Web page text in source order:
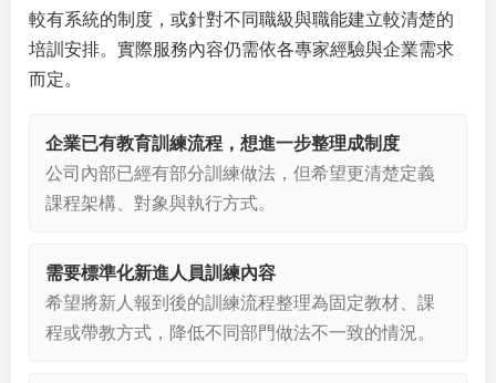
較有系統的制度，或針對不同職級與職能建立較清楚的
培訓安排。實際服務內容仍需依各專家經驗與企業需求
而定。
企業已有教育訓練流程，想進一步整理成制度
公司內部已經有部分訓練做法，但希望更清楚定義
課程架構、對象與執行方式。
需要標準化新進人員訓練內容
希望將新人報到後的訓練流程整理為固定教材、課
程或帶教方式，降低不同部門做法不一致的情況。